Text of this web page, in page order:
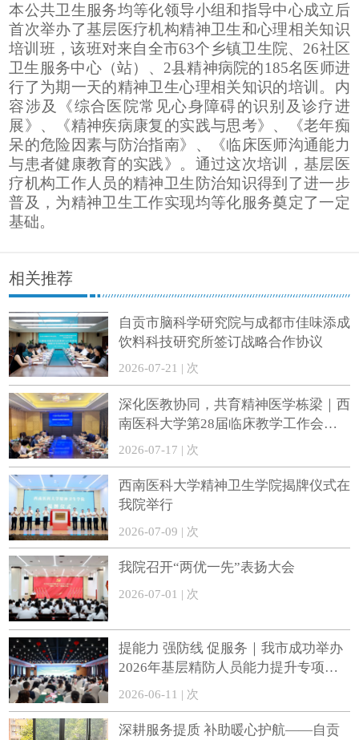
本公共卫生服务均等化领导小组和指导中心成立后
首次举办了基层医疗机构精神卫生和心理相关知识
培训班 ，该班对来自全市63个乡镇卫生院、26社区
卫生服务中心（站）、2县精神病院的185名医师进
行了为期一天的精神卫生心理相关知识的培训。内
容涉及《综合医院常见心身障碍的识别及诊疗进
展》、《精神疾病康复的实践与思考》、《老年痴
呆的危险因素与防治指南》、《临床医师沟通能力
与患者健康教育的实践》。通过这次培训，基层医
疗机构工作人员的精神卫生防治知识得到了进一步
普及，为精神卫生工作实现均等化服务奠定了一定
基础。
相关推荐
自贡市脑科学研究院与成都市佳味添成
饮料科技研究所签订战略合作协议
2026-07-21 | 次
深化医教协同，共育精神医学栋梁｜西
南医科大学第28届临床教学工作会精
神医学实践教学座谈会顺利召开
2026-07-17 | 次
西南医科大学精神卫生学院揭牌仪式在
我院举行
2026-07-09 | 次
我院召开“两优一先”表扬大会
2026-07-01 | 次
提能力 强防线 促服务｜我市成功举办
2026年基层精防人员能力提升专项培
训
2026-06-11 | 次
深耕服务提质 补助暖心护航——自贡